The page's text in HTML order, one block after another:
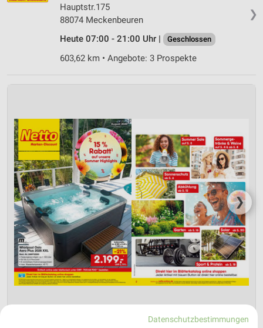
❯
Hauptstr.175
88074 Meckenbeuren
Heute 07:00 - 21:00 Uhr |
Geschlossen
603,62 km • Angebote: 3 Prospekte
❯
Datenschutzbestimmungen